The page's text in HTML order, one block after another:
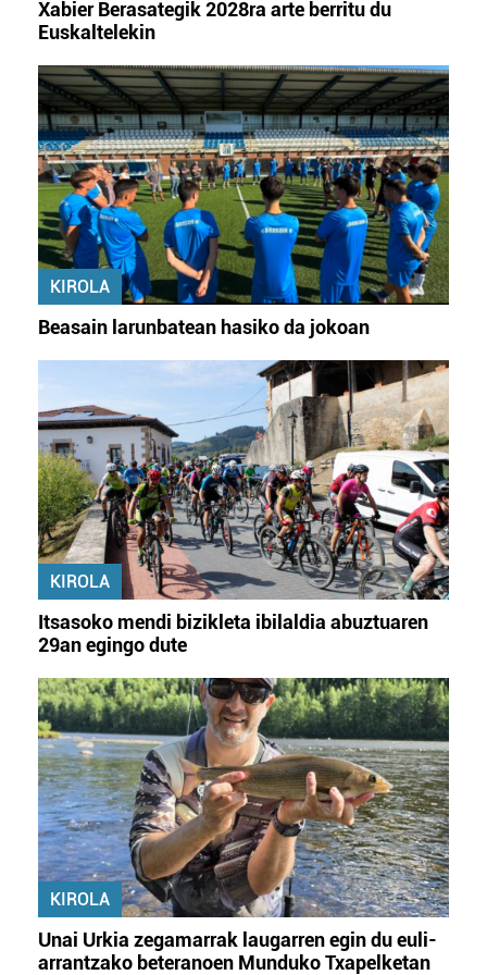
Xabier Berasategik 2028ra arte berritu du
Euskaltelekin
KIROLA
Beasain larunbatean hasiko da jokoan
KIROLA
Itsasoko mendi bizikleta ibilaldia abuztuaren
29an egingo dute
KIROLA
Unai Urkia zegamarrak laugarren egin du euli-
arrantzako beteranoen Munduko Txapelketan